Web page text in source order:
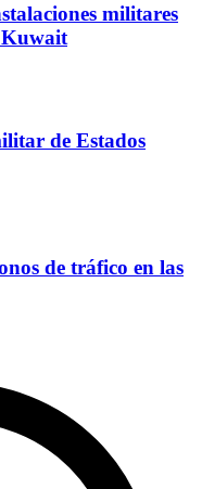
militares
Kuwait
de Estados
de tráfico en las